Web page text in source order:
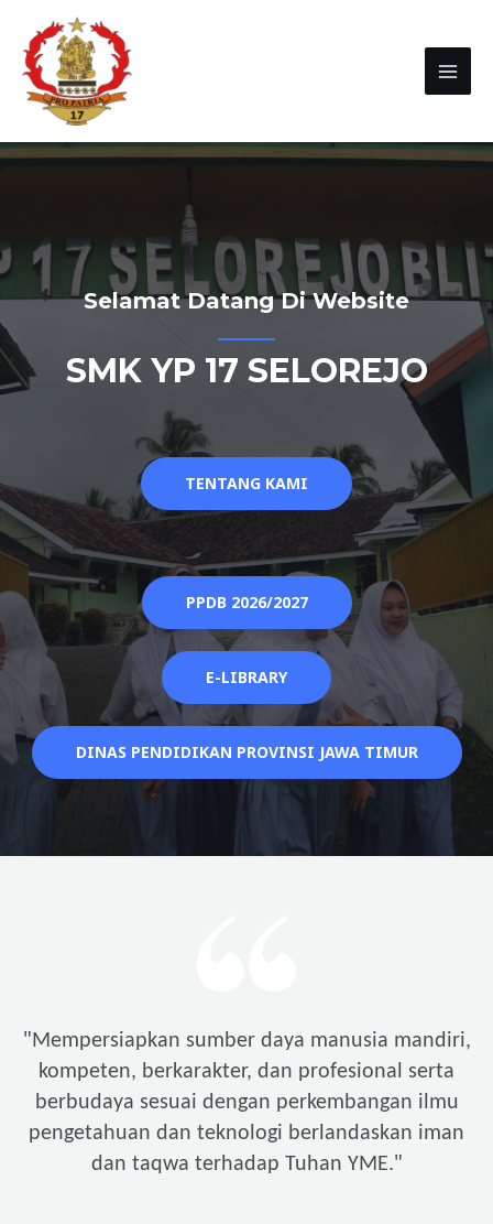
Selamat Datang Di Website
SMK YP 17 SELOREJO
TENTANG KAMI
PPDB 2026/2027
E-LIBRARY
DINAS PENDIDIKAN PROVINSI JAWA TIMUR
"Mempersiapkan sumber daya manusia mandiri,
kompeten, berkarakter, dan profesional serta
berbudaya sesuai dengan perkembangan ilmu
pengetahuan dan teknologi berlandaskan iman
dan taqwa terhadap Tuhan YME."